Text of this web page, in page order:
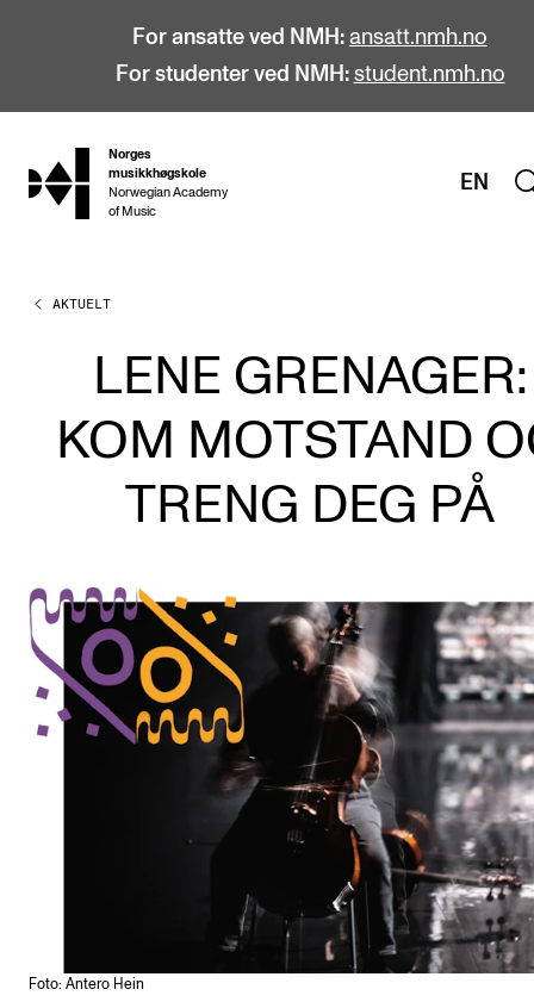
For ansatte ved NMH: ansatt.nmh.no
For studenter ved NMH: student.nmh.no
hjem
Norges
musikkhøgskole
Norwegian Academy
of Music
EN
STUDIER
Alle studier
Bachelor
Master
Doktorgrad
Årsstudium og videreutdanning
Talentutvikling
STUDENTLIV
Søknad og opptak
Studentutvalet SUT (student.nmh.no)
FORSKNING
AKTUELT
LENE GRENAGER:
KOM MOTSTAND
TRENG DEG PÅ
Foto: Antero Hein